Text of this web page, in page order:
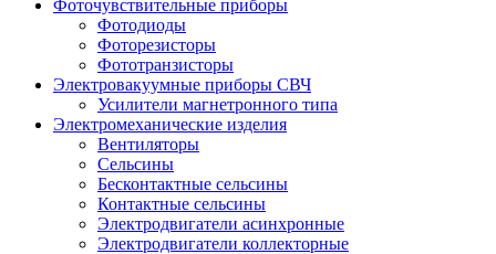
Фоточувствительные приборы
Фотодиоды
Фоторезисторы
Фототранзисторы
Электровакуумные приборы СВЧ
Усилители магнетронного типа
Электромеханические изделия
Вентиляторы
Сельсины
Бесконтактные сельсины
Контактные сельсины
Электродвигатели асинхронные
Электродвигатели коллекторные